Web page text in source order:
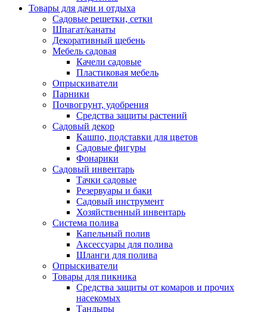
Товары для дачи и отдыха
Садовые решетки, сетки
Шпагат/канаты
Декоративный щебень
Мебель садовая
Качели садовые
Пластиковая мебель
Опрыскиватели
Парники
Почвогрунт, удобрения
Средства защиты растений
Садовый декор
Кашпо, подставки для цветов
Садовые фигуры
Фонарики
Садовый инвентарь
Тачки садовые
Резервуары и баки
Садовый инструмент
Хозяйственный инвентарь
Система полива
Капельный полив
Аксессуары для полива
Шланги для полива
Опрыскиватели
Товары для пикника
Средства защиты от комаров и прочих
насекомых
Тандыры